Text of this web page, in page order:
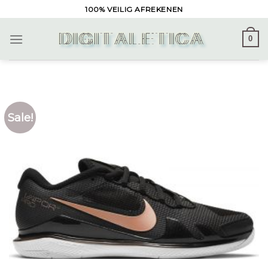
to
content
100% VEILIG AFREKENEN
0
Sale!